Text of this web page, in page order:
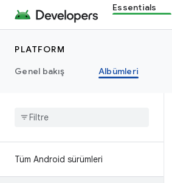
Essentials
PLATFORM
Genel bakış
Albümleri
Tüm Android sürümleri